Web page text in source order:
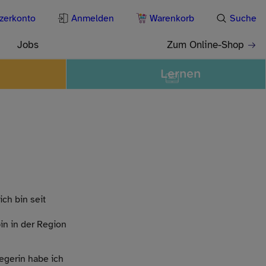
bin seit
in der Region
habe ich
Jobs Zum Online-Shop
Anmelden Warenkorb Suche
Lernen